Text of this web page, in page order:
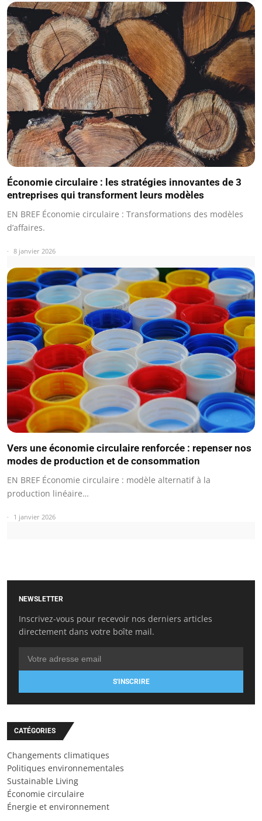
Économie circulaire : les stratégies innovantes de 3
entreprises qui transforment leurs modèles
EN BREF Économie circulaire : Transformations des modèles
d’affaires.
8 janvier 2026
Vers une économie circulaire renforcée : repenser nos
modes de production et de consommation
EN BREF Économie circulaire : modèle alternatif à la
production linéaire…
1 janvier 2026
NEWSLETTER
Inscrivez-vous pour recevoir nos derniers articles
directement dans votre boîte mail.
S'INSCRIRE
CATÉGORIES
Changements climatiques
Politiques environnementales
Sustainable Living
Économie circulaire
Énergie et environnement